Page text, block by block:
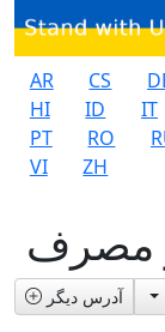
AR CS
HI
ID IT
PT
RO
VI
ZH
مصرف
آدرس دیگر